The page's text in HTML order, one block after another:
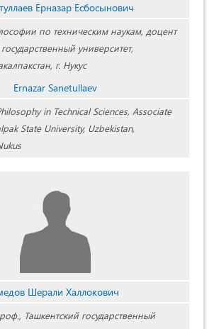
Ерназар Есбосынович
по техническим наукам, доцент
университет,
г. Нукус
Ernazar Sanetullaev
in Technical Sciences, Associate
State University, Uzbekistan,
Шерали Халлокович
Ташкентский государственный